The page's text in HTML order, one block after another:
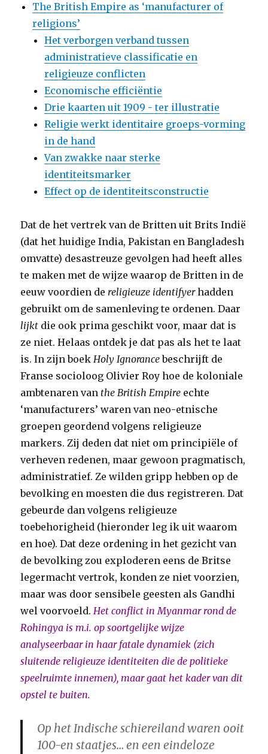
The British Empire as ‘manufacturer of
religions’
Het verborgen verband tussen
administratieve classificatie en
religieuze conflicten
Economische efficiëntie
Drie kaarten uit 1909 - ter illustratie
Religie werkt identitaire groeps-vorming
in de hand
Van zwakke naar sterke
identiteitsmarker
Effect op de identiteitsconstructie
Dat de het vertrek van de Britten uit Brits Indië
(dat het huidige India, Pakistan en Bangladesh
omvatte) desastreuze gevolgen had heeft alles
te maken met de wijze waarop de Britten in de
eeuw voordien dereligieuze identifyerhadden
gebruikt om de samenleving te ordenen. Daar
lijkt die ook prima geschikt voor, maar dat is
ze niet. Helaas ontdek je dat pas als het te laat
is. In zijn boekHoly Ignorancebeschrijft de
Franse socioloog Olivier Roy hoe de koloniale
ambtenaren van the British Empire echte
‘manufacturers’ waren van neo-etnische
groepen geordend volgens religieuze
markers. Zij deden dat niet om principiële of
verheven redenen, maar gewoon pragmatisch,
administratief. Ze wilden gripp hebben op de
bevolking en moesten die dus registreren. Dat
gebeurde dan volgens religieuze
toebehorigheid (hieronder leg ik uit waarom
en hoe). Dat deze ordening in het gezicht van
de bevolking zou exploderen eens de Britse
legermacht vertrok, konden ze niet voorzien,
maar was door sensibele geesten als Gandhi
wel voorvoeld.Het conflict in Myanmar rond de
Rohingya is m.i. op soortgelijke wijze
analyseerbaar in haar fatale dynamiek (zich
sluitende religieuze identiteiten die de politieke
speelruimte innemen), maar gaat het kader van dit
opstel te buiten.
Op het Indische schiereiland waren ooit
100-en staatjes… en een eindeloze